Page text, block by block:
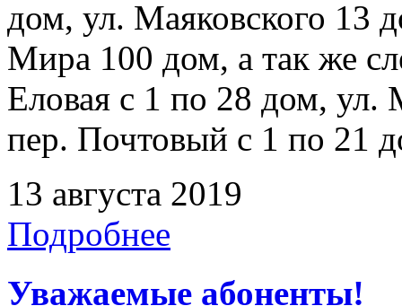
дом, ул. Маяковского 13
Мира 100 дом, а так же
Еловая с 1 по 28 дом, ул.
пер. Почтовый с 1 по 21
13 августа 2019
Подробнее
Уважаемые абоненты!